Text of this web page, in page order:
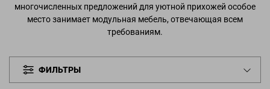
многочисленных предложений для уютной прихожей особое
место занимает модульная мебель, отвечающая всем
требованиям.
ФИЛЬТРЫ